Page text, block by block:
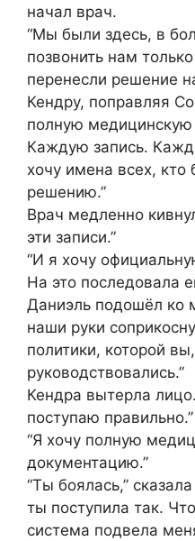
начал врач.
“Мы были здесь, в
позвонить нам
перенесли решение
Кендру, поправляя
полную
Каждую запись.
хочу имена всех, кто
решению.”
Врач медленно
эти записи.”
“И я хочу
На это последовала
Даниэль подошёл ко
наши руки
политики, которой
руководствовались.”
Кендра вытерла
поступаю правильно.”
“Я хочу полную
документацию.”
“Ты боялась,”
ты поступила так.
система подвела